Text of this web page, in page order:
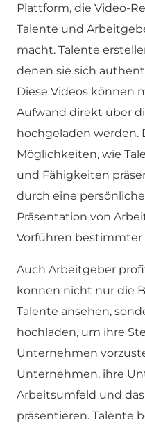
Plattform, die Video-
Talente und
macht. Talente
denen sie sich
Diese Videos können
Aufwand direkt über
hochgeladen werden.
Möglichkeiten, wie
und Fähigkeiten
durch eine
Präsentation von
Vorführen bestimmter
Auch Arbeitgeber
können nicht nur die
Talente ansehen,
hochladen, um ihre
Unternehmen
Unternehmen, ihre
Arbeitsumfeld und
präsentieren. Talente